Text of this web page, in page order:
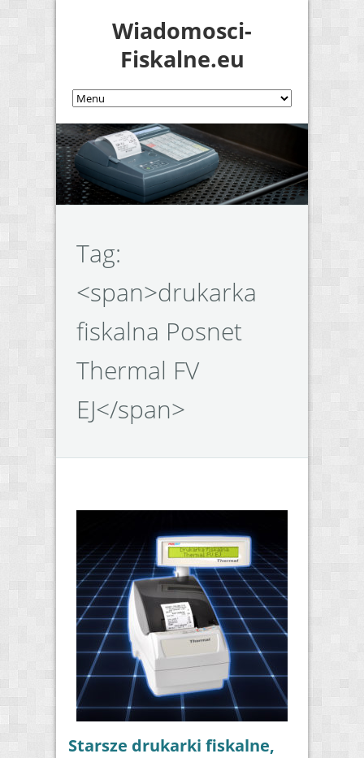
Wiadomosci-
Fiskalne.eu
Tag:
<span>drukarka
fiskalna Posnet
Thermal FV
EJ</span>
Starsze drukarki fiskalne,